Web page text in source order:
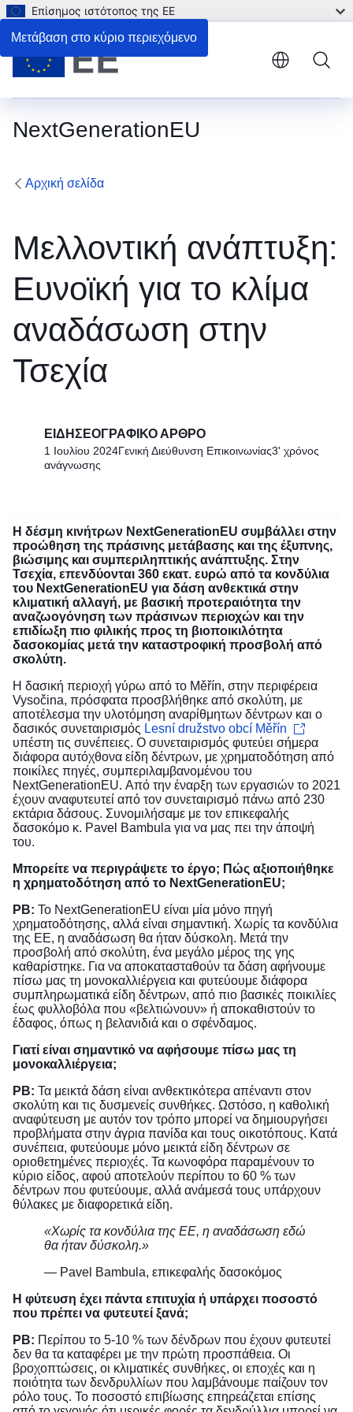
Μετάβαση στο κύριο περιεχόμενο
Επίσημος ιστότοπος της ΕΕ
NextGenerationEU
Αρχική σελίδα
Μελλοντική ανάπτυξη:
Ευνοϊκή για το κλίμα
αναδάσωση στην
Τσεχία
ΕΙΔΗΣΕΟΓΡΑΦΙΚΌ ΆΡΘΡΟ
1 Ιουλίου 2024Γενική Διεύθυνση Επικοινωνίας3' χρόνος
ανάγνωσης
Η δέσμη κινήτρων NextGenerationEU συμβάλλει στην
προώθηση της πράσινης μετάβασης και της έξυπνης,
βιώσιμης και συμπεριληπτικής ανάπτυξης. Στην
Τσεχία, επενδύονται 360 εκατ. ευρώ από τα κονδύλια
του NextGenerationEU για δάση ανθεκτικά στην
κλιματική αλλαγή, με βασική προτεραιότητα την
αναζωογόνηση των πράσινων περιοχών και την
επιδίωξη πιο φιλικής προς τη βιοποικιλότητα
δασοκομίας μετά την καταστροφική προσβολή από
σκολύτη.
Η δασική περιοχή γύρω από το Měřín, στην περιφέρεια
Vysočina, πρόσφατα προσβλήθηκε από σκολύτη, με
αποτέλεσμα την υλοτόμηση αναρίθμητων δέντρων και ο
δασικός συνεταιρισμός Lesní družstvo obcí Měřín
υπέστη τις συνέπειες. Ο συνεταιρισμός φυτεύει σήμερα
διάφορα αυτόχθονα είδη δέντρων, με χρηματοδότηση από
ποικίλες πηγές, συμπεριλαμβανομένου του
NextGenerationEU. Από την έναρξη των εργασιών το 2021
έχουν αναφυτευτεί από τον συνεταιρισμό πάνω από 230
εκτάρια δάσους. Συνομιλήσαμε με τον επικεφαλής
δασοκόμο κ. Pavel Bambula για να μας πει την άποψή
του.
Μπορείτε να περιγράψετε το έργο; Πώς αξιοποιήθηκε
η χρηματοδότηση από το NextGenerationEU;
PB: Το NextGenerationEU είναι μία μόνο πηγή
χρηματοδότησης, αλλά είναι σημαντική. Χωρίς τα κονδύλια
της ΕΕ, η αναδάσωση θα ήταν δύσκολη. Μετά την
προσβολή από σκολύτη, ένα μεγάλο μέρος της γης
καθαρίστηκε. Για να αποκατασταθούν τα δάση αφήνουμε
πίσω μας τη μονοκαλλιέργεια και φυτεύουμε διάφορα
συμπληρωματικά είδη δέντρων, από πιο βασικές ποικιλίες
έως φυλλοβόλα που «βελτιώνουν» ή αποκαθιστούν το
έδαφος, όπως η βελανιδιά και ο σφένδαμος.
Γιατί είναι σημαντικό να αφήσουμε πίσω μας τη
μονοκαλλιέργεια;
PB: Τα μεικτά δάση είναι ανθεκτικότερα απέναντι στον
σκολύτη και τις δυσμενείς συνθήκες. Ωστόσο, η καθολική
αναφύτευση με αυτόν τον τρόπο μπορεί να δημιουργήσει
προβλήματα στην άγρια πανίδα και τους οικοτόπους. Κατά
συνέπεια, φυτεύουμε μόνο μεικτά είδη δέντρων σε
οριοθετημένες περιοχές. Τα κωνοφόρα παραμένουν το
κύριο είδος, αφού αποτελούν περίπου το 60 % των
δέντρων που φυτεύουμε, αλλά ανάμεσά τους υπάρχουν
θύλακες με διαφορετικά είδη.
«Χωρίς τα κονδύλια της ΕΕ, η αναδάσωση εδώ
θα ήταν δύσκολη.»
— Pavel Bambula, επικεφαλής δασοκόμος
Η φύτευση έχει πάντα επιτυχία ή υπάρχει ποσοστό
που πρέπει να φυτευτεί ξανά;
PB: Περίπου το 5-10 % των δένδρων που έχουν φυτευτεί
δεν θα τα καταφέρει με την πρώτη προσπάθεια. Οι
βροχοπτώσεις, οι κλιματικές συνθήκες, οι εποχές και η
ποιότητα των δενδρυλλίων που λαμβάνουμε παίζουν τον
ρόλο τους. Το ποσοστό επιβίωσης επηρεάζεται επίσης